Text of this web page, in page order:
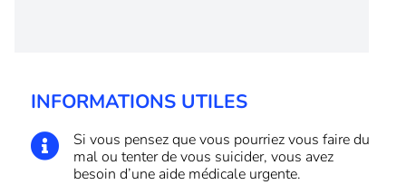
INFORMATIONS UTILES

Si vous pensez que vous pourriez vous faire du
mal ou tenter de vous suicider, vous avez
besoin d’une aide médicale urgente.